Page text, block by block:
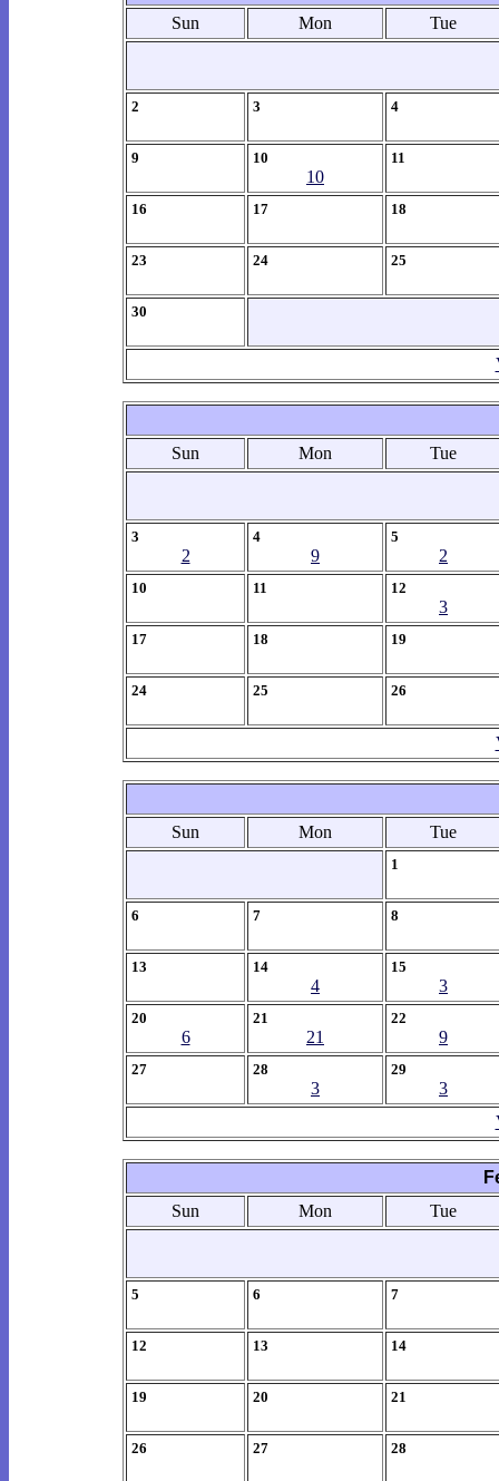
Sun
Mon Tue
2 3 4
9 10
10
11
16 17 18
23 24 25
30
Sun Mon Tue
3
2
4
9
5
2
10 11 12
3
17 18 19
24 25 26
Sun Mon Tue
1
6 7 8
13 14
4
15
3
20
6
21
21
22
9
27 28
3
29
3
Sun
Mon Tue
5 6 7
12 13 14
19 20 21
26 27 28